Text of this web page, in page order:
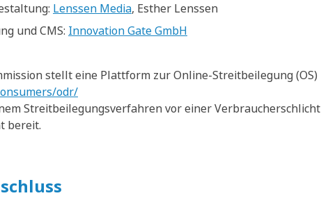
Lenssen Media, Esther Lenssen
und CMS: Innovation Gate GmbH
stellt eine Plattform zur Online-Streitbeilegung
odr/
Streitbeilegungsverfahren vor einer
bereit.